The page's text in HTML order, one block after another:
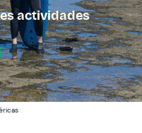
actividades